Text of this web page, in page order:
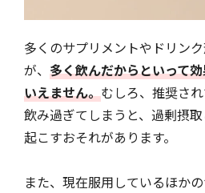
多くのサプリメントやドリン
が、 多く飲んだからといって
いえません。むしろ、推奨さ
飲み過ぎてしまうと、過剰摂
起こすおそれがあります。
また、現在服用しているほか